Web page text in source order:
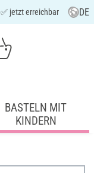
✅ jetzt erreichbar DE
BASTELN MIT
KINDERN